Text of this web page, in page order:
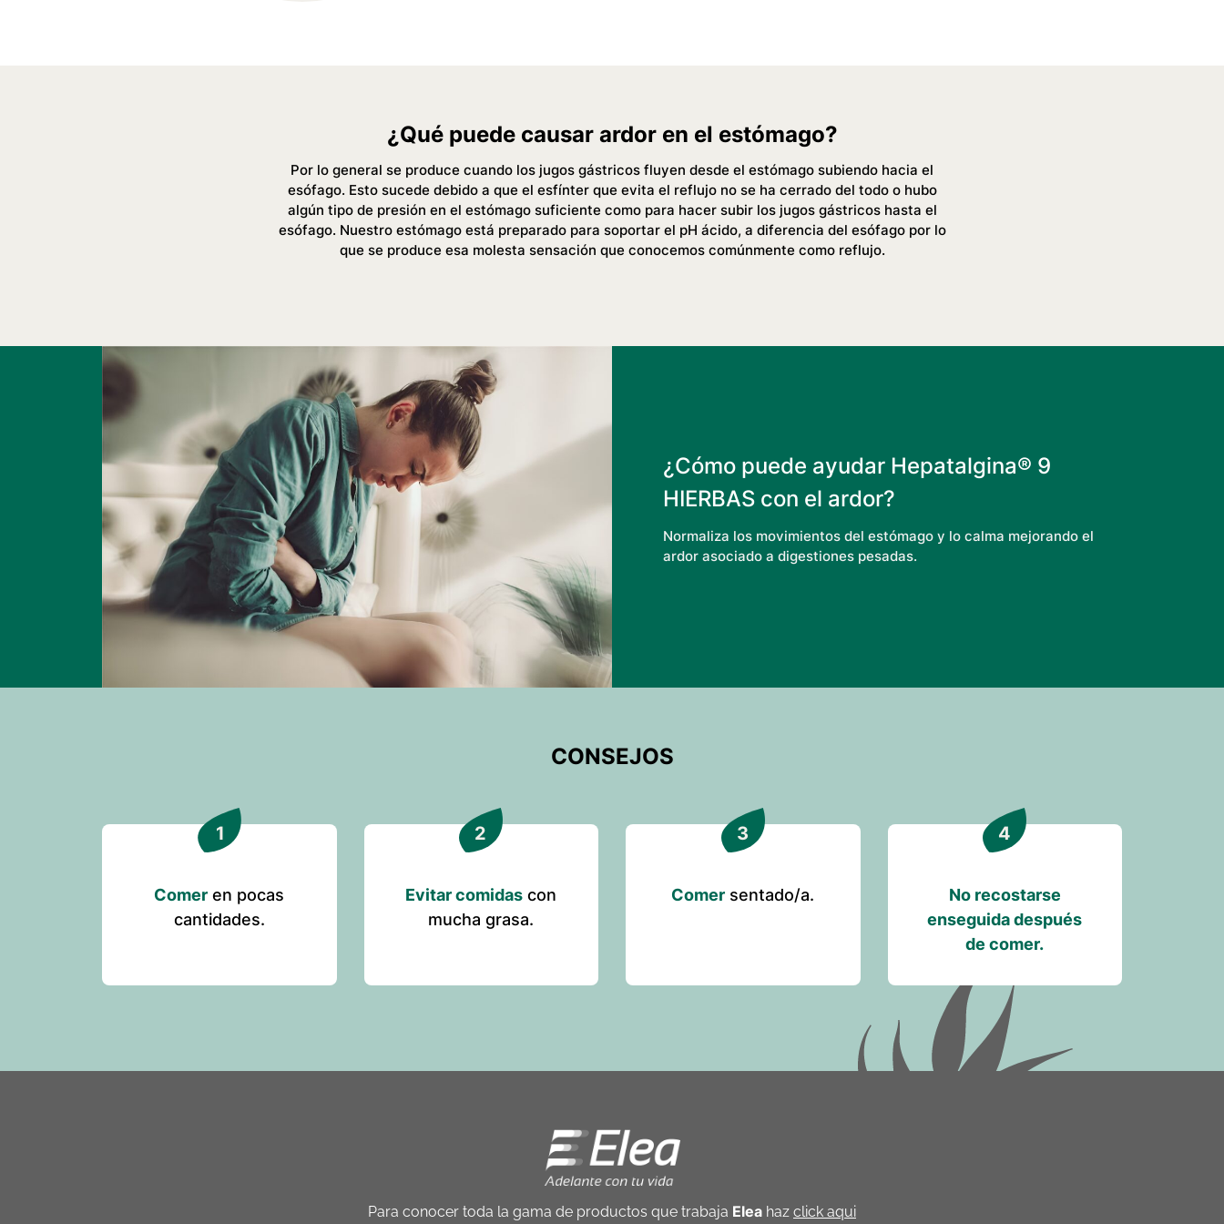
¿Qué puede causar ardor en el estómago?
Por lo general se produce cuando los jugos gástricos fluyen desde el estómago subiendo hacia el
esófago. Esto sucede debido a que el esfínter que evita el reflujo no se ha cerrado del todo o hubo
algún tipo de presión en el estómago suficiente como para hacer subir los jugos gástricos hasta el
esófago. Nuestro estómago está preparado para soportar el pH ácido, a diferencia del esófago por lo
que se produce esa molesta sensación que conocemos comúnmente como reflujo.
¿Cómo puede ayudar Hepatalgina® 9
HIERBAS con el ardor?
Normaliza los movimientos del estómago y lo calma mejorando el
ardor asociado a digestiones pesadas.
CONSEJOS
Comer en pocas
cantidades.
Evitar comidas con
mucha grasa.
Comer sentado/a.
No recostarse
enseguida después
de comer.
Para conocer toda la gama de productos que trabaja Elea haz click aqui